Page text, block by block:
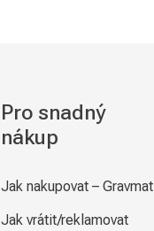
Pro snadný
nákup
Jak nakupovat – Gravmat
Jak vrátit/reklamovat